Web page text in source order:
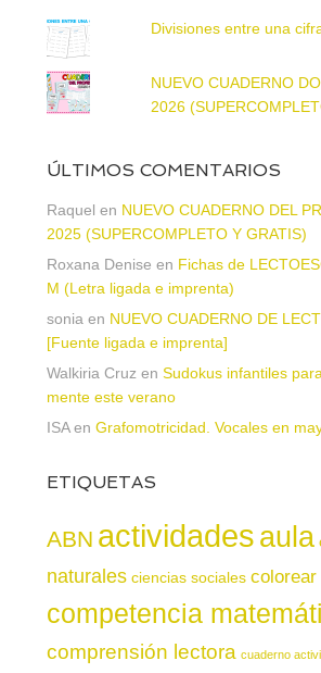
Divisiones entre una
NUEVO CUADERNO
2026
ÚLTIMOS COMENTARIOS
Raquel en NUEVO CUADERNO DEL
2025 (SUPERCOMPLETO Y GRATIS)
Roxana Denise en Fichas de
M (Letra ligada e imprenta)
sonia en NUEVO CUADERNO DE
[Fuente ligada e imprenta]
Walkiria Cruz en Sudokus infantiles
mente este verano
ISAen Grafomotricidad. Vocales en
ETIQUETAS
ABN actividadesaula
naturales ciencias sociales colorear
competencia
comprensión lectora cuaderno